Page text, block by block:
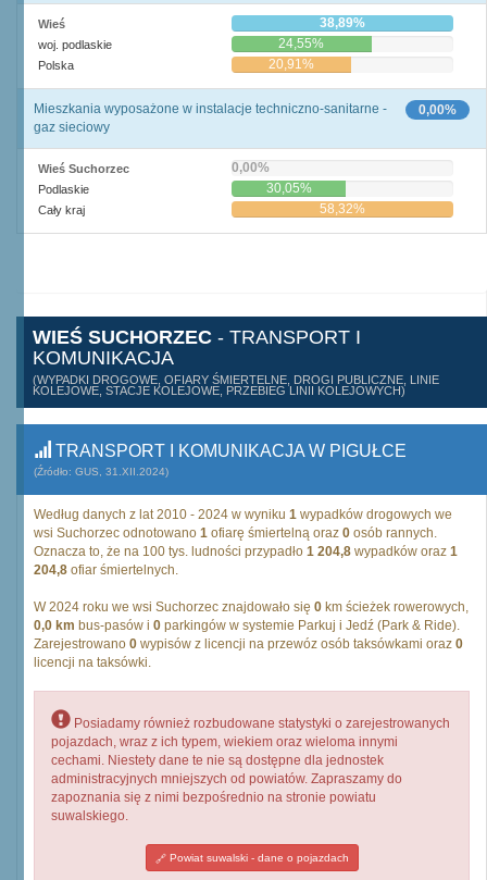
Wieś 38,89%
woj. podlaskie 24,55%
Polska 20,91%
0,00%
Mieszkania wyposażone w instalacje techniczno-sanitarne -
gaz sieciowy
Wieś Suchorzec 0,00%
Podlaskie 30,05%
Cały kraj 58,32%
WIEŚ SUCHORZEC - TRANSPORT I
KOMUNIKACJA
(WYPADKI DROGOWE, OFIARY ŚMIERTELNE, DROGI PUBLICZNE, LINIE
KOLEJOWE, STACJE KOLEJOWE, PRZEBIEG LINII KOLEJOWYCH)
TRANSPORT I KOMUNIKACJA W PIGUŁCE
(Źródło: GUS, 31.XII.2024)
Według danych z lat 2010 - 2024 w wyniku 1 wypadków drogowych we
wsi Suchorzec odnotowano 1 ofiarę śmiertelną oraz 0 osób rannych.
Oznacza to, że na 100 tys. ludności przypadło 1 204,8 wypadków oraz 1
204,8 ofiar śmiertelnych.
W 2024 roku we wsi Suchorzec znajdowało się 0 km ścieżek rowerowych,
0,0 km bus-pasów i 0 parkingów w systemie Parkuj i Jedź (Park & Ride).
Zarejestrowano 0 wypisów z licencji na przewóz osób taksówkami oraz 0
licencji na taksówki.
Posiadamy również rozbudowane statystyki o zarejestrowanych
pojazdach, wraz z ich typem, wiekiem oraz wieloma innymi
cechami. Niestety dane te nie są dostępne dla jednostek
administracyjnych mniejszych od powiatów. Zapraszamy do
zapoznania się z nimi bezpośrednio na stronie powiatu
suwalskiego.
Powiat suwalski - dane o pojazdach